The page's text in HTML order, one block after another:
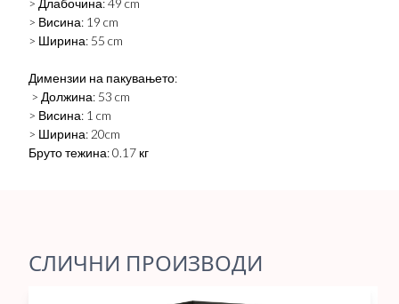
> Длабочина: 49 cm
> Висина: 19 cm
> Ширина: 55 cm
Димензии на пакувањето:
> Должина: 53 cm
> Висина: 1 cm
> Ширина: 20cm
Бруто тежина: 0.17 кг
СЛИЧНИ ПРОИЗВОДИ